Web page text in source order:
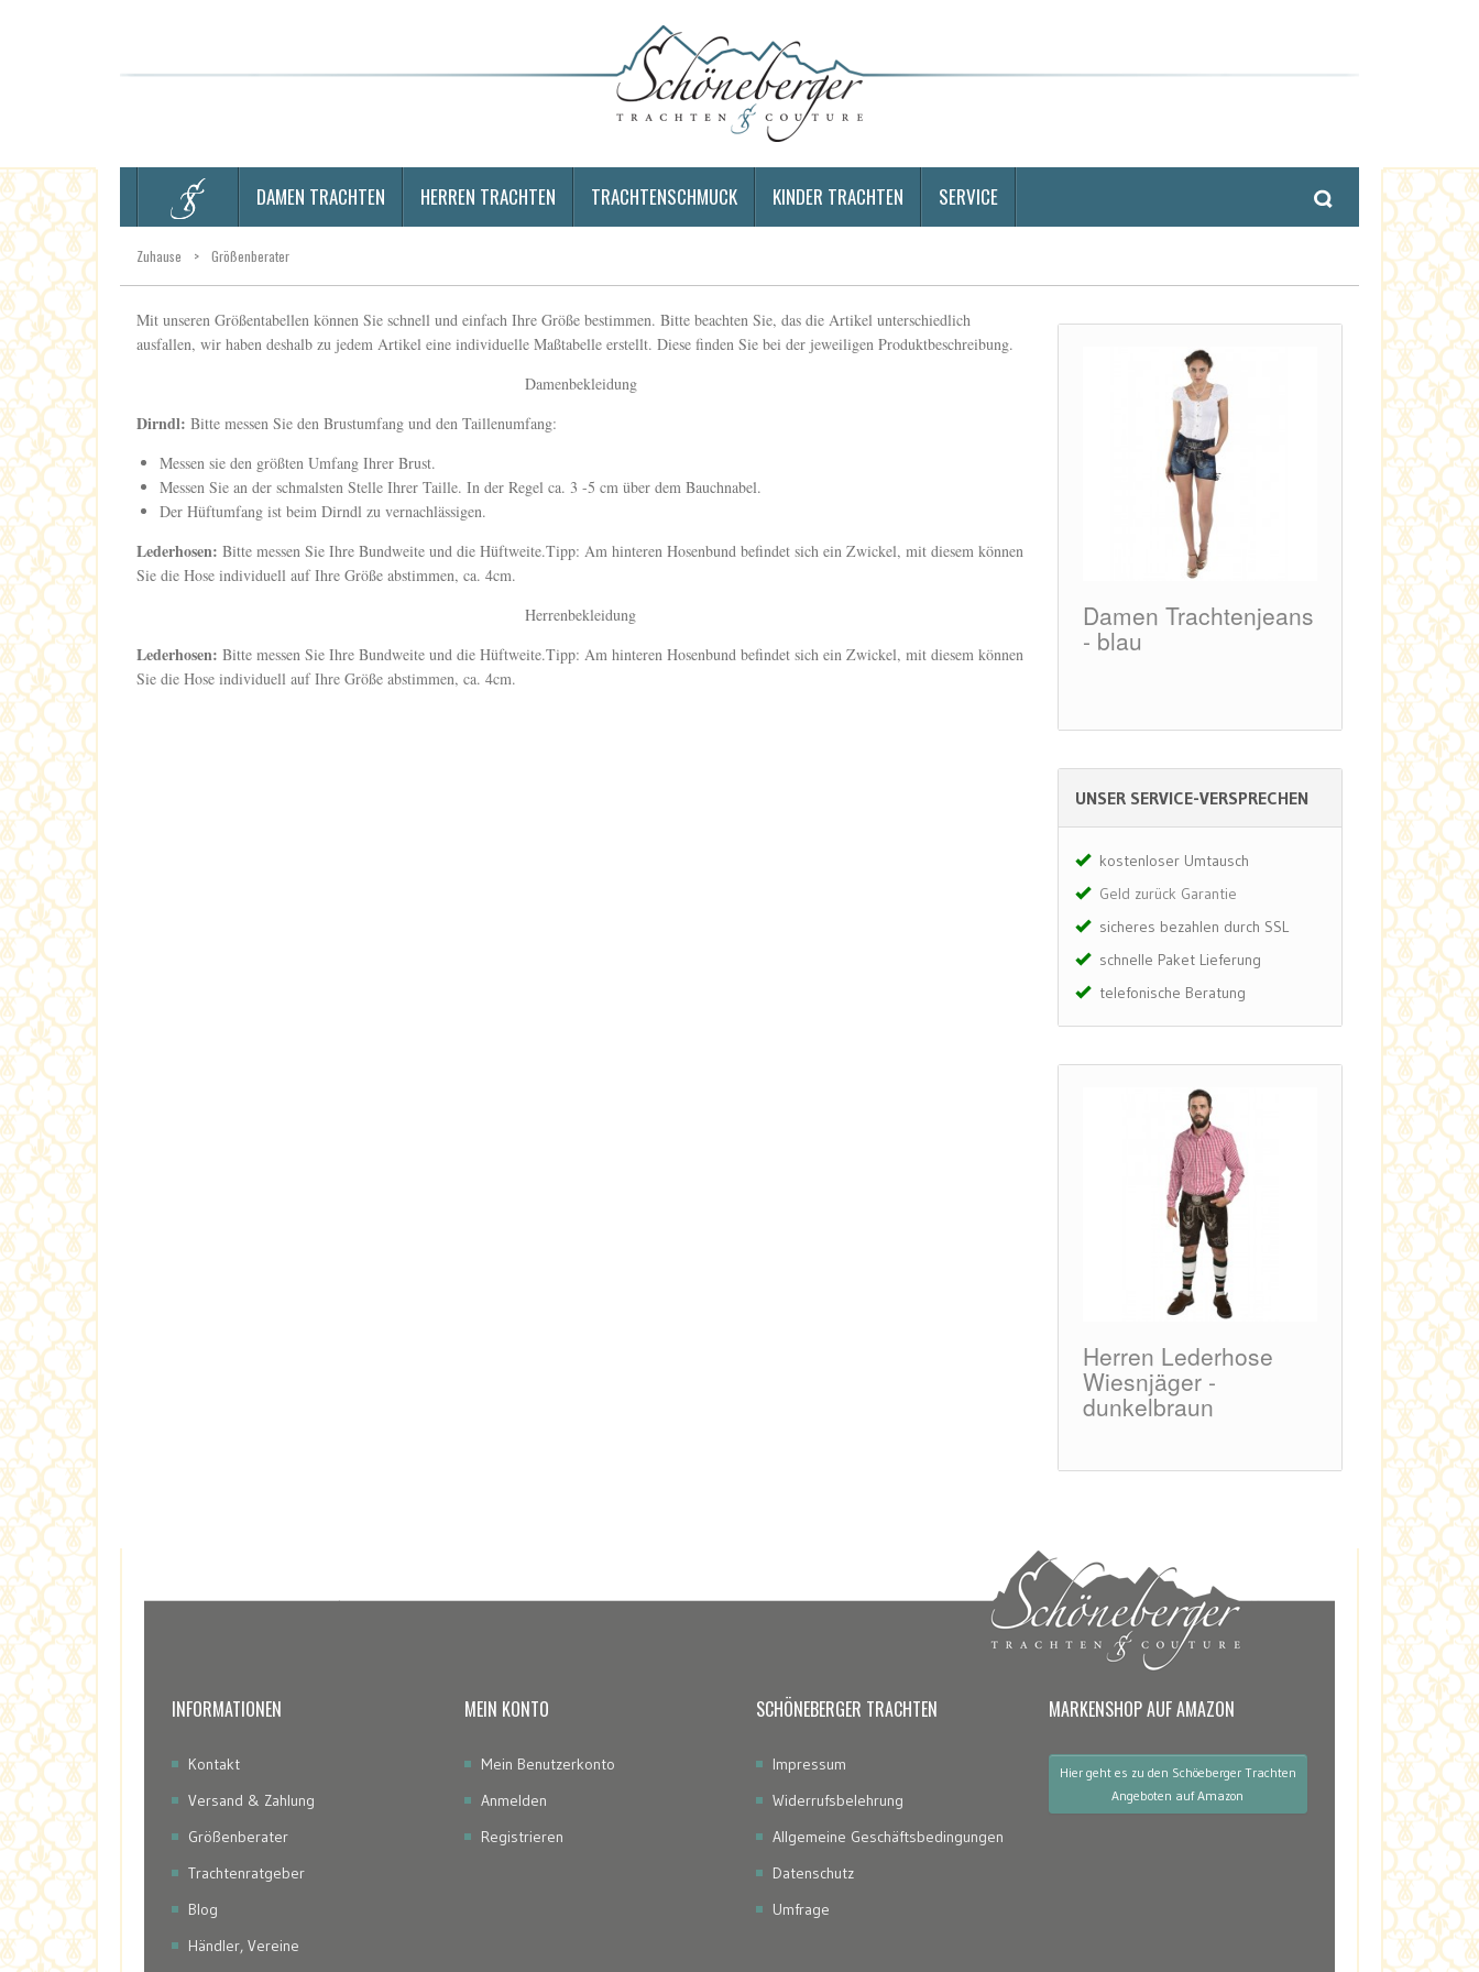
DAMEN TRACHTEN HERREN TRACHTEN TRACHTENSCHMUCK KINDER TRACHTEN SERVICE
Zuhause > Größenberater
Mit unseren Größentabellen können Sie schnell und einfach Ihre Größe bestimmen. Bitte beachten Sie, das die Artikel unterschiedlich
ausfallen, wir haben deshalb zu jedem Artikel eine individuelle Maßtabelle erstellt. Diese finden Sie bei der jeweiligen Produktbeschreibung.
Damenbekleidung
Dirndl: Bitte messen Sie den Brustumfang und den Taillenumfang:
Messen sie den größten Umfang Ihrer Brust.
Messen Sie an der schmalsten Stelle Ihrer Taille. In der Regel ca. 3 -5 cm über dem Bauchnabel.
Der Hüftumfang ist beim Dirndl zu vernachlässigen.
Lederhosen: Bitte messen Sie Ihre Bundweite und die Hüftweite.Tipp: Am hinteren Hosenbund befindet sich ein Zwickel, mit diesem können
Sie die Hose individuell auf Ihre Größe abstimmen, ca. 4cm.
Herrenbekleidung
Lederhosen: Bitte messen Sie Ihre Bundweite und die Hüftweite.Tipp: Am hinteren Hosenbund befindet sich ein Zwickel, mit diesem können
Sie die Hose individuell auf Ihre Größe abstimmen, ca. 4cm.
Emma - braun/pink
Damen Trachtenjeans
- blau
Damen
Jugendstil -
dunkelbraun
Hosenträgern
UNSER SERVICE-VERSPRECHEN
kostenloser Umtausch
Geld zurück Garantie
sicheres bezahlen durch SSL
schnelle Paket Lieferung
telefonische Beratung
Herren Lederhose
Wiesnjäger -
dunkelbraun
Herren
Alpenjäger –
dunkelbraun
INFORMATIONEN
Kontakt
Versand & Zahlung
Größenberater
Trachtenratgeber
Blog
Händler, Vereine
MEIN KONTO
Mein Benutzerkonto
Anmelden
Registrieren
SCHÖNEBERGER TRACHTEN
Impressum
Widerrufsbelehrung
Allgemeine Geschäftsbedingungen
Datenschutz
Umfrage
MARKENSHOP AUF AMAZON
Hier geht es zu den Schöeberger Trachten
Angeboten auf Amazon